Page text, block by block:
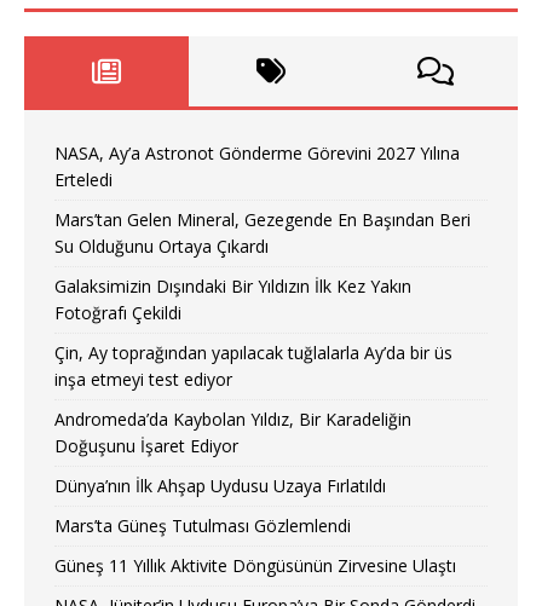
NASA, Ay’a Astronot Gönderme Görevini 2027 Yılına
Erteledi
Mars’tan Gelen Mineral, Gezegende En Başından Beri
Su Olduğunu Ortaya Çıkardı
Galaksimizin Dışındaki Bir Yıldızın İlk Kez Yakın
Fotoğrafı Çekildi
Çin, Ay toprağından yapılacak tuğlalarla Ay’da bir üs
inşa etmeyi test ediyor
Andromeda’da Kaybolan Yıldız, Bir Karadeliğin
Doğuşunu İşaret Ediyor
Dünya’nın İlk Ahşap Uydusu Uzaya Fırlatıldı
Mars’ta Güneş Tutulması Gözlemlendi
Güneş 11 Yıllık Aktivite Döngüsünün Zirvesine Ulaştı